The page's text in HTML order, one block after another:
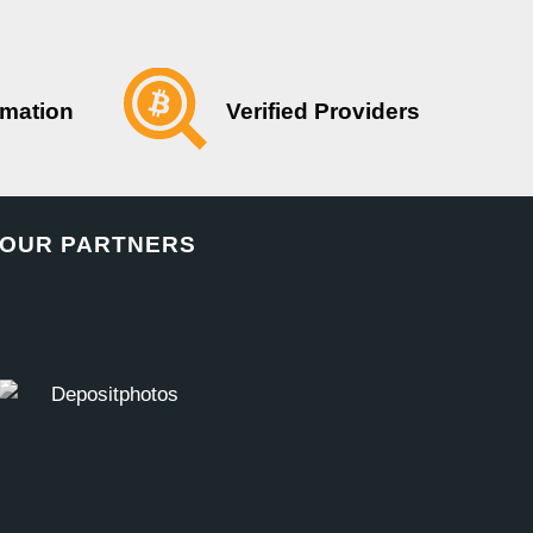
Verified Providers
OUR PARTNERS